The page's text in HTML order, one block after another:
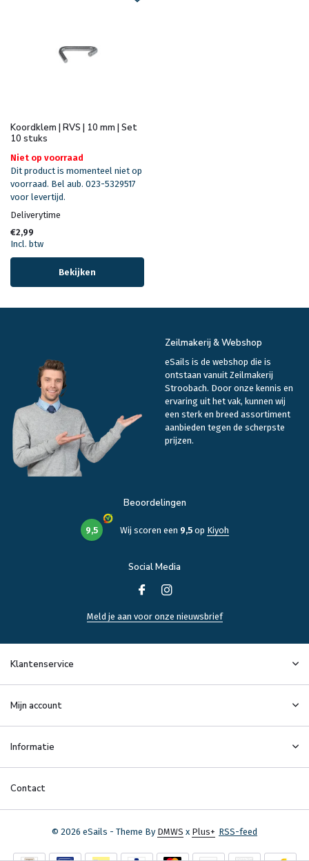
Koordklem | RVS | 10 mm | Set
10 stuks
Niet op voorraad
Dit product is momenteel niet op
voorraad. Bel aub. 023-5329517
voor levertijd.
Deliverytime
€2,99
Incl. btw
Bekijken
Zeilmakerij & Webshop
eSails is de webshop die is
ontstaan vanuit Zeilmakerij
Stroobach. Door onze kennis en
ervaring uit het vak, kunnen wij
een sterk en breed assortiment
aanbieden tegen de scherpste
prijzen.
Beoordelingen
9,5 Wij scoren een 9,5op Kiyoh
Social Media
Meld je aan voor onze nieuwsbrief
Klantenservice
Mijn account
Informatie
Contact
© 2026 eSails - Theme By DMWS x Plus+ RSS-feed